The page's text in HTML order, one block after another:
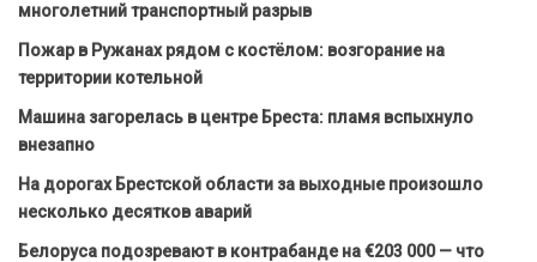
многолетний транспортный разрыв
Пожар в Ружанах рядом с костёлом: возгорание на
территории котельной
Машина загорелась в центре Бреста: пламя вспыхнуло
внезапно
На дорогах Брестской области за выходные произошло
несколько десятков аварий
Белоруса подозревают в контрабанде на €203 000 — что